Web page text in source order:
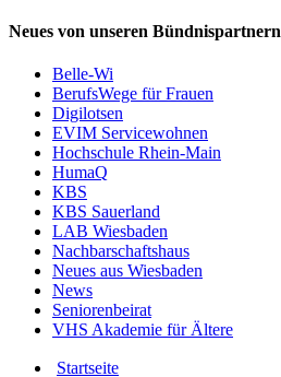
Neues von unseren Bündnispartnern
Belle-Wi
BerufsWege für Frauen
Digilotsen
EVIM Servicewohnen
Hochschule Rhein-Main
HumaQ
KBS
KBS Sauerland
LAB Wiesbaden
Nachbarschaftshaus
Neues aus Wiesbaden
News
Seniorenbeirat
VHS Akademie für Ältere
Startseite